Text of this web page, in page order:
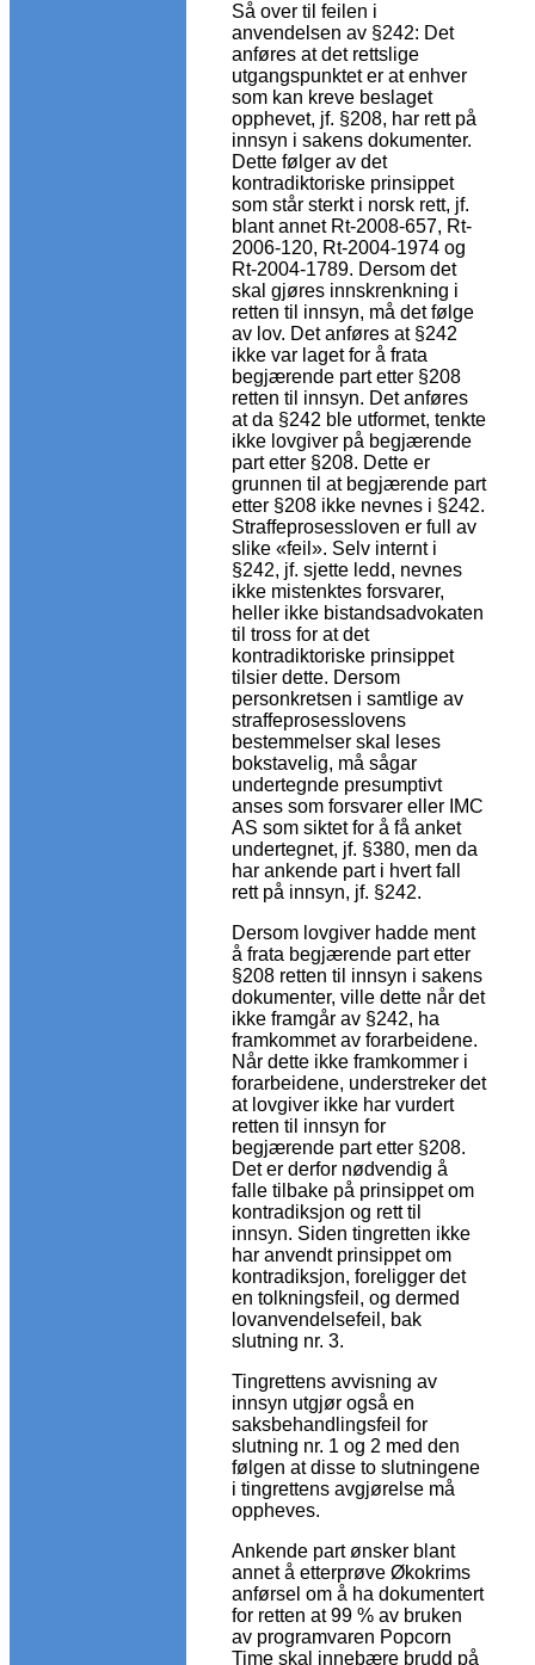
Så over til feilen i
anvendelsen av §242: Det
anføres at det rettslige
utgangspunktet er at enhver
som kan kreve beslaget
opphevet, jf. §208, har rett på
innsyn i sakens dokumenter.
Dette følger av det
kontradiktoriske prinsippet
som står sterkt i norsk rett, jf.
blant annet Rt-2008-657, Rt-
2006-120, Rt-2004-1974 og
Rt-2004-1789. Dersom det
skal gjøres innskrenkning i
retten til innsyn, må det følge
av lov. Det anføres at §242
ikke var laget for å frata
begjærende part etter §208
retten til innsyn. Det anføres
at da §242 ble utformet, tenkte
ikke lovgiver på begjærende
part etter §208. Dette er
grunnen til at begjærende part
etter §208 ikke nevnes i §242.
Straffeprosessloven er full av
slike «feil». Selv internt i
§242, jf. sjette ledd, nevnes
ikke mistenktes forsvarer,
heller ikke bistandsadvokaten
til tross for at det
kontradiktoriske prinsippet
tilsier dette. Dersom
personkretsen i samtlige av
straffeprosesslovens
bestemmelser skal leses
bokstavelig, må sågar
undertegnde presumptivt
anses som forsvarer eller IMC
AS som siktet for å få anket
undertegnet, jf. §380, men da
har ankende part i hvert fall
rett på innsyn, jf. §242.
Dersom lovgiver hadde ment
å frata begjærende part etter
§208 retten til innsyn i sakens
dokumenter, ville dette når det
ikke framgår av §242, ha
framkommet av forarbeidene.
Når dette ikke framkommer i
forarbeidene, understreker det
at lovgiver ikke har vurdert
retten til innsyn for
begjærende part etter §208.
Det er derfor nødvendig å
falle tilbake på prinsippet om
kontradiksjon og rett til
innsyn. Siden tingretten ikke
har anvendt prinsippet om
kontradiksjon, foreligger det
en tolkningsfeil, og dermed
lovanvendelsefeil, bak
slutning nr. 3.
Tingrettens avvisning av
innsyn utgjør også en
saksbehandlingsfeil for
slutning nr. 1 og 2 med den
følgen at disse to slutningene
i tingrettens avgjørelse må
oppheves.
Ankende part ønsker blant
annet å etterprøve Økokrims
anførsel om å ha dokumentert
for retten at 99 % av bruken
av programvaren Popcorn
Time skal innebære brudd på